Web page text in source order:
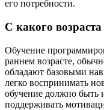
его потребности.
С какого
Обучение
раннем возрасте,
обладают базовыми
легко воспринимать
обучение должно
поддерживать